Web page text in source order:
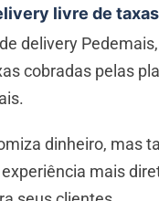
livre de taxas
delivery
cobradas pelas
dinheiro, mas
mais